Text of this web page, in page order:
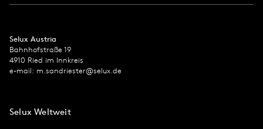
Selux Austria
Bahnhofstraße 19
4910 Ried im Innkreis
e-mail: m.sandriester@selux.de
Selux Weltweit